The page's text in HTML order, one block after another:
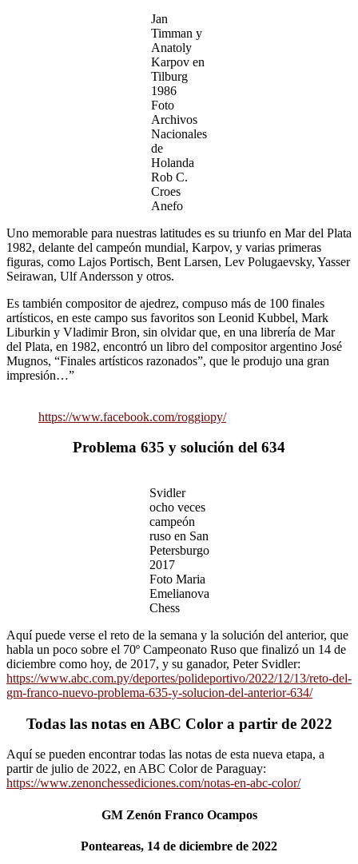
Jan
Timman y
Anatoly
Karpov en
Tilburg
1986
Foto
Archivos
Nacionales
de
Holanda
Rob C.
Croes
Anefo
Uno memorable para nuestras latitudes es su triunfo en Mar del Plata
1982, delante del campeón mundial, Karpov, y varias primeras
figuras, como Lajos Portisch, Bent Larsen, Lev Polugaevsky, Yasser
Seirawan, Ulf Andersson y otros.
Es también compositor de ajedrez, compuso más de 100 finales
artísticos, en este campo sus favoritos son Leonid Kubbel, Mark
Liburkin y Vladimir Bron, sin olvidar que, en una librería de Mar
del Plata, en 1982, encontró un libro del compositor argentino José
Mugnos, “Finales artísticos razonados”, que le produjo una gran
impresión…”
https://www.facebook.com/roggiopy/
Problema 635 y solución del 634
Svidler
ocho veces
campeón
ruso en San
Petersburgo
2017
Foto Maria
Emelianova
Chess
Aquí puede verse el reto de la semana y la solución del anterior, que
habla un poco sobre el 70º Campeonato Ruso que finalizó un 14 de
diciembre como hoy, de 2017, y su ganador, Peter Svidler:
https://www.abc.com.py/deportes/polideportivo/2022/12/13/reto-del-
gm-franco-nuevo-problema-635-y-solucion-del-anterior-634/
Todas las notas en ABC Color a partir de 2022
Aquí se pueden encontrar todas las notas de esta nueva etapa, a
partir de julio de 2022, en ABC Color de Paraguay:
https://www.zenonchessediciones.com/notas-en-abc-color/
GM Zenón Franco Ocampos
Ponteareas, 14 de diciembre de 2022